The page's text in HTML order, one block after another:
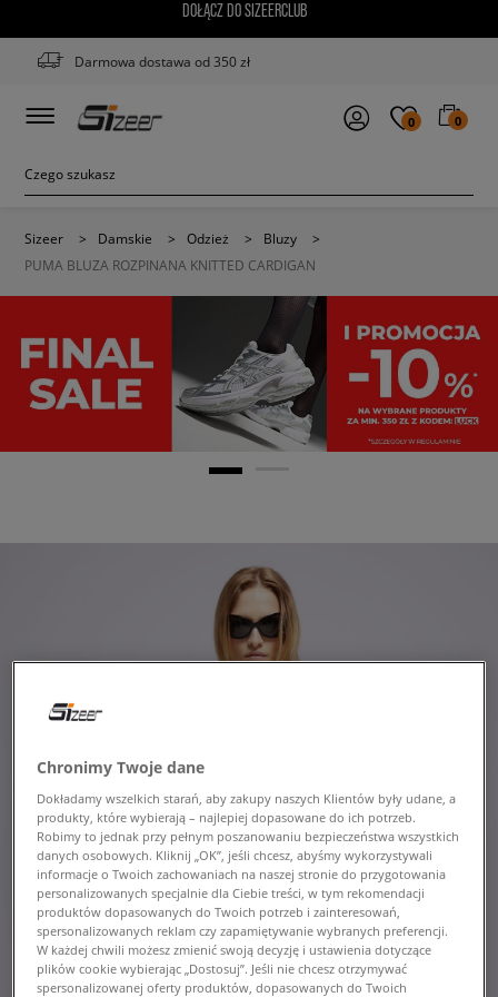
DOŁĄCZ DO SIZEERCLUB
Darmowa dostawa od 350 zł
0 0
Sizeer > Damskie > Odzież > Bluzy
>
PUMA BLUZA ROZPINANA KNITTED CARDIGAN
Chronimy Twoje dane
Dokładamy wszelkich starań, aby zakupy naszych Klientów były udane, a
produkty, które wybierają – najlepiej dopasowane do ich potrzeb.
Robimy to jednak przy pełnym poszanowaniu bezpieczeństwa wszystkich
danych osobowych. Kliknij „OK”, jeśli chcesz, abyśmy wykorzystywali
informacje o Twoich zachowaniach na naszej stronie do przygotowania
personalizowanych specjalnie dla Ciebie treści, w tym rekomendacji
produktów dopasowanych do Twoich potrzeb i zainteresowań,
spersonalizowanych reklam czy zapamiętywanie wybranych preferencji.
W każdej chwili możesz zmienić swoją decyzję i ustawienia dotyczące
plików cookie wybierając „Dostosuj”. Jeśli nie chcesz otrzymywać
spersonalizowanej oferty produktów, dopasowanych do Twoich